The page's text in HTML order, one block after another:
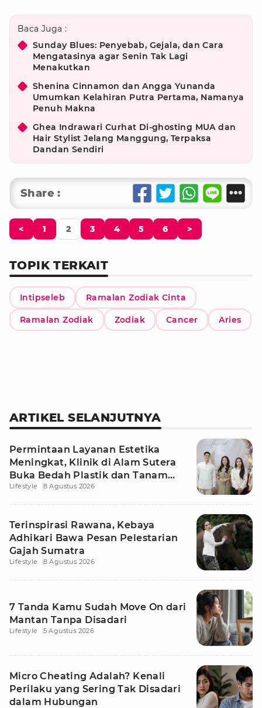
Baca Juga :
Sunday Blues: Penyebab, Gejala, dan Cara
Mengatasinya agar Senin Tak Lagi
Menakutkan
Shenina Cinnamon dan Angga Yunanda
Umumkan Kelahiran Putra Pertama, Namanya
Penuh Makna
Ghea Indrawari Curhat Di-ghosting MUA dan
Hair Stylist Jelang Manggung, Terpaksa
Dandan Sendiri
Share :
< 1 2 3 4 5 6 >
TOPIK TERKAIT
Intipseleb Ramalan Zodiak Cinta
Ramalan Zodiak Zodiak Cancer Aries
ARTIKEL SELANJUTNYA
Permintaan Layanan Estetika
Meningkat, Klinik di Alam Sutera
Buka Bedah Plastik dan Tanam
Rambut
Lifestyle 8 Agustus 2026
Terinspirasi Rawana, Kebaya
Adhikari Bawa Pesan Pelestarian
Gajah Sumatra
Lifestyle 8 Agustus 2026
7 Tanda Kamu Sudah Move On dari
Mantan Tanpa Disadari
Lifestyle 5 Agustus 2026
Micro Cheating Adalah? Kenali
Perilaku yang Sering Tak Disadari
dalam Hubungan